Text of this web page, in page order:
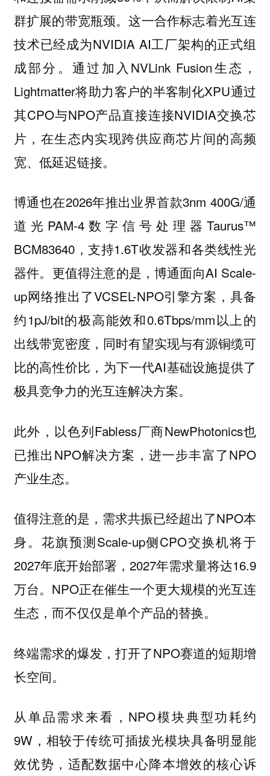
群扩展的带宽瓶颈。这一合作标志着光互连
技术已经成为NVIDIA AI工厂架构的正式组
成部分。通过加入NVLink Fusion生态，
Lightmatter将助力客户的半客制化XPU通过
其CPO与NPO产品直接连接NVIDIA交换芯
片，在生态内实现跨供应商芯片间的高频
宽、低延迟链接。
博通也在2026年推出业界首款3nm 400G/通
道光PAM-4数字信号处理器Taurus™
BCM83640，支持1.6T收发器和各类线性光
器件。更值得注意的是，博通面向AI Scale-
up网络推出了VCSEL-NPO引擎方案，具备
约1pJ/bit的极高能效和0.6Tbps/mm以上的
出线带宽密度，同时有望实现与有源铜缆可
比的高性价比，为下一代AI基础设施提供了
极具竞争力的光互连解决方案。
此外，以色列Fabless厂商NewPhotonics也
已推出NPO解决方案，进一步丰富了NPO
产业生态。
值得注意的是，需求共振已经超出了NPO本
身。花旗预测Scale-up侧CPO交换机将于
2027年底开始部署，2027年需求量将达16.9
万台。NPO正在催生一个更大规模的光互连
生态，而不仅仅是单个产品的替换。
终端需求的爆发，打开了NPO赛道的短期增
长空间。
从单品需求来看，NPO模块典型功耗约
9W，相较于传统可插拔光模块具备明显能
效优势，适配数据中心降本增效的核心诉